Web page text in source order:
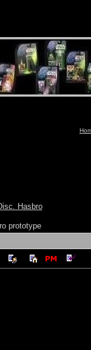
Hasbro
prototype